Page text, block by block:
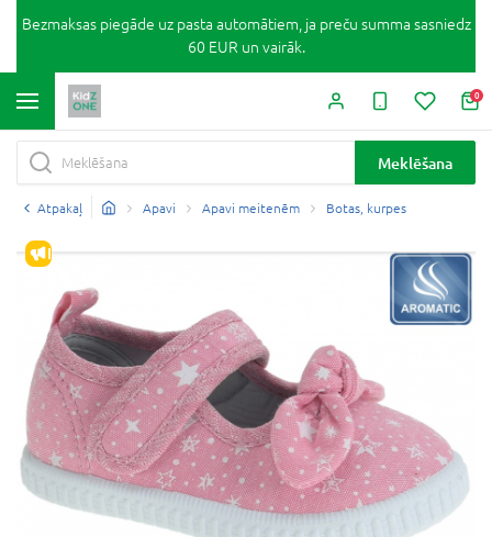
Bezmaksas piegāde uz pasta automātiem, ja preču summa sasniedz
60 EUR un vairāk.
0
Meklēšana
Atpakaļ Apavi Apavi meitenēm Botas, kurpes
IZPĀRDOŠANA